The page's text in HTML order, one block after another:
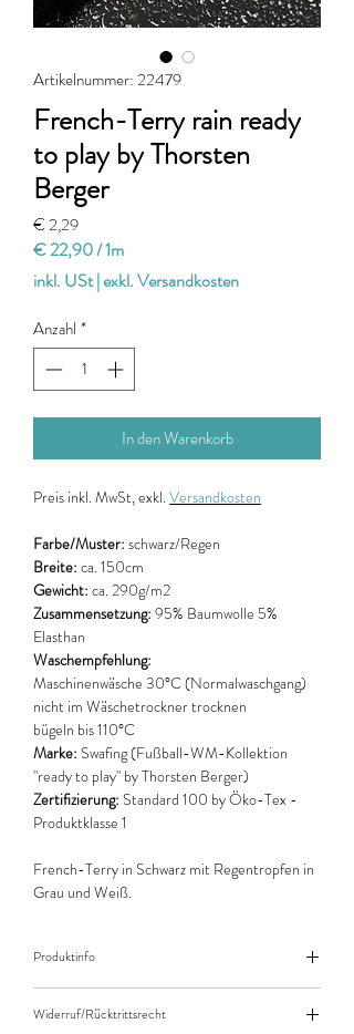
Artikelnummer: 22479
French-Terry rain ready
to play by Thorsten
Berger
€ 2,29Preis
€ 22,90/1m
€ 22,90
pro
1
Meter
inkl. USt|exkl. Versandkosten
Anzahl *
In den Warenkorb
Preis inkl. MwSt, exkl. Versandkosten
Farbe/Muster: schwarz/Regen
Breite: ca. 150cm
Gewicht: ca. 290g/m2
Zusammensetzung: 95% Baumwolle 5%
Elasthan
Waschempfehlung:
Maschinenwäsche 30°C (Normalwaschgang)
nicht im Wäschetrockner trocknen
bügeln bis 110°C
Marke: Swafing (Fußball-WM-Kollektion
"ready to play" by Thorsten Berger)
Zertifizierung: Standard 100 by Öko-Tex -
Produktklasse 1
French-Terry in Schwarz mit Regentropfen in
Grau und Weiß.
Produktinfo
10cm (0,1m) Länge des Stoffes.
Widerruf/Rücktrittsrecht